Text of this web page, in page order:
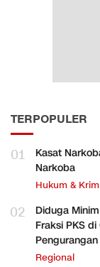
TERPOPULER
01
Kasat
Narkoba
Hukum &
02
Diduga
Fraksi PKS
Regional